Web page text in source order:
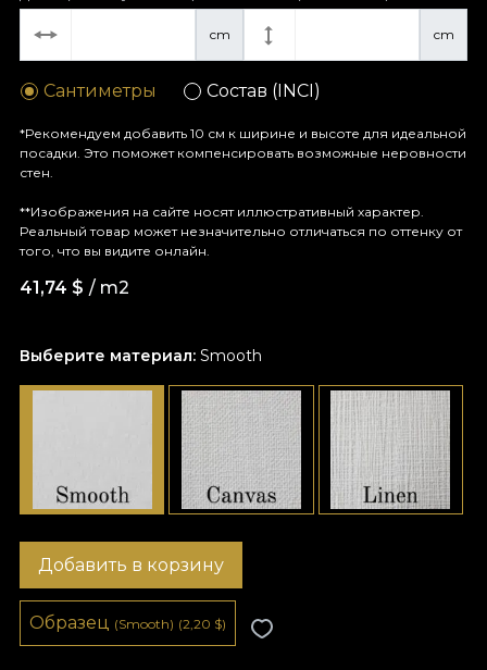
Выберите материал: Smooth
cm cm
Сантиметры Состав (INCI)
*Рекомендуем добавить 10 см к ширине и высоте для идеальной
посадки. Это поможет компенсировать возможные неровности
стен.
**Изображения на сайте носят иллюстративный характер.
Реальный товар может незначительно отличаться по оттенку от
того, что вы видите онлайн.
41,74 $ / m2
Добавить в корзину
Образец (Smooth) (2,20 $)